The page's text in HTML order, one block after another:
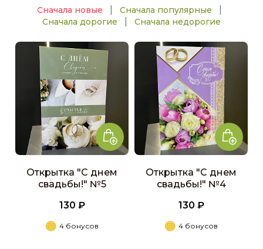
Сначала новые Сначала популярные
Сначала дорогие Сначала недорогие
Открытка "С днем
свадьбы!" №5
130 ₽
4 бонусов
Открытка "С днем
свадьбы!" №4
130 ₽
4 бонусов